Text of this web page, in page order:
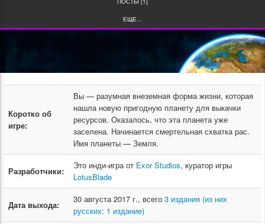
ЕЩЕ...
Коротко об
игре:
Вы — разумная внеземная форма жизни, которая
нашла новую пригодную планету для выкачки
ресурсов. Оказалось, что эта планета уже
заселена. Начинается смертельная схватка рас.
Имя планеты — Земля.
Разработчики:
Это инди-игра от Exor Studios, куратор игры
LotusBlade
Дата выхода:
30 августа 2017 г., всего 3 издания (из них
русских: 1 издание)